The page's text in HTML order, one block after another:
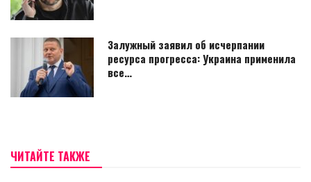
Залужный заявил об исчерпании
ресурса прогресса: Украина применила
все…
ЧИТАЙТЕ ТАКЖЕ